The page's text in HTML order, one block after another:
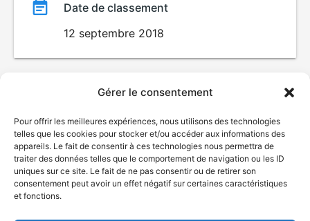
Gérer le consentement
Pour offrir les meilleures expériences, nous utilisons des technologies
telles que les cookies pour stocker et/ou accéder aux informations des
appareils. Le fait de consentir à ces technologies nous permettra de
traiter des données telles que le comportement de navigation ou les ID
uniques sur ce site. Le fait de ne pas consentir ou de retirer son
consentement peut avoir un effet négatif sur certaines caractéristiques
et fonctions.
Date de classement
12 septembre 2018